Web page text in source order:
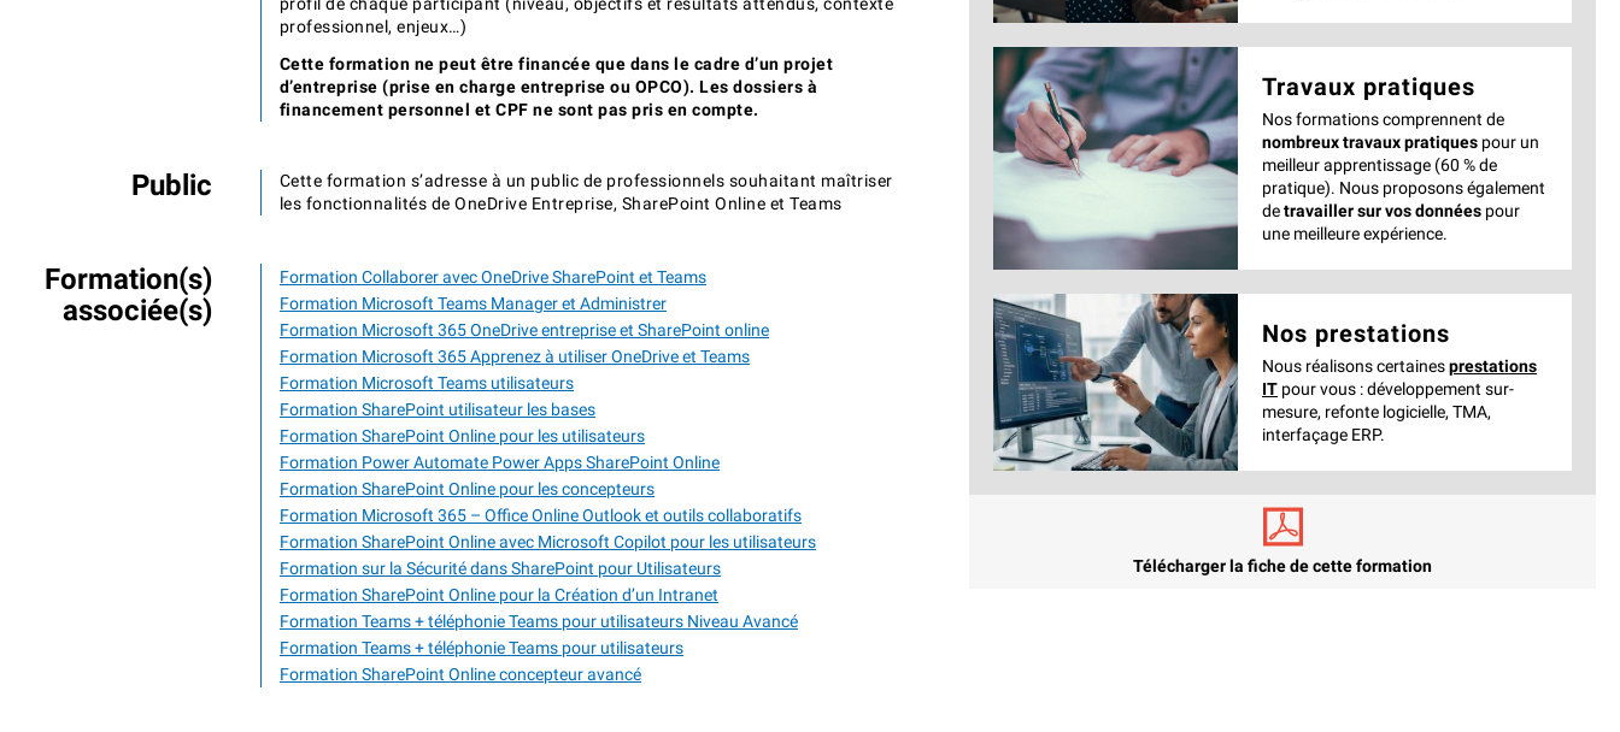
professionnel, enjeux…)
Cette formation ne peut être financée que dans le cadre d’un projet
d’entreprise (prise en charge entreprise ou OPCO). Les dossiers à
financement personnel et CPF ne sont pas pris en compte.
Public
Cette formation s’adresse à un public de professionnels souhaitant maîtriser
les fonctionnalités de OneDrive Entreprise, SharePoint Online et Teams
Formation(s)
associée(s)
Formation Collaborer avec OneDrive SharePoint et Teams
Formation Microsoft Teams Manager et Administrer
Formation Microsoft 365 OneDrive entreprise et SharePoint online
Formation Microsoft 365 Apprenez à utiliser OneDrive et Teams
Formation Microsoft Teams utilisateurs
Formation SharePoint utilisateur les bases
Formation SharePoint Online pour les utilisateurs
Formation Power Automate Power Apps SharePoint Online
Formation SharePoint Online pour les concepteurs
Formation Microsoft 365 – Office Online Outlook et outils collaboratifs
Formation SharePoint Online avec Microsoft Copilot pour les utilisateurs
Formation sur la Sécurité dans SharePoint pour Utilisateurs
Formation SharePoint Online pour la Création d’un Intranet
Formation Teams + téléphonie Teams pour utilisateurs Niveau Avancé
Formation Teams + téléphonie Teams pour utilisateurs
Formation SharePoint Online concepteur avancé
Travaux pratiques
Nos formations comprennent de
nombreux travaux pratiquespour un
meilleur apprentissage (60 % de
pratique). Nous proposons également
detravailler sur vos donnéespour
une meilleure expérience.
Nos prestations
Nous réalisons certainesprestations
ITpour vous : développement sur-
mesure, refonte logicielle, TMA,
interfaçage ERP.
Télécharger la fiche de cette formation